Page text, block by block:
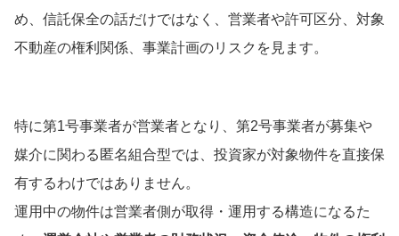
め、信託保全の話だけではなく、営業者や許可区分、対象
不動産の権利関係、事業計画のリスクを見ます。
特に第1号事業者が営業者となり、第2号事業者が募集や
媒介に関わる匿名組合型では、投資家が対象物件を直接保
有するわけではありません。
運用中の物件は営業者側が取得・運用する構造になるた